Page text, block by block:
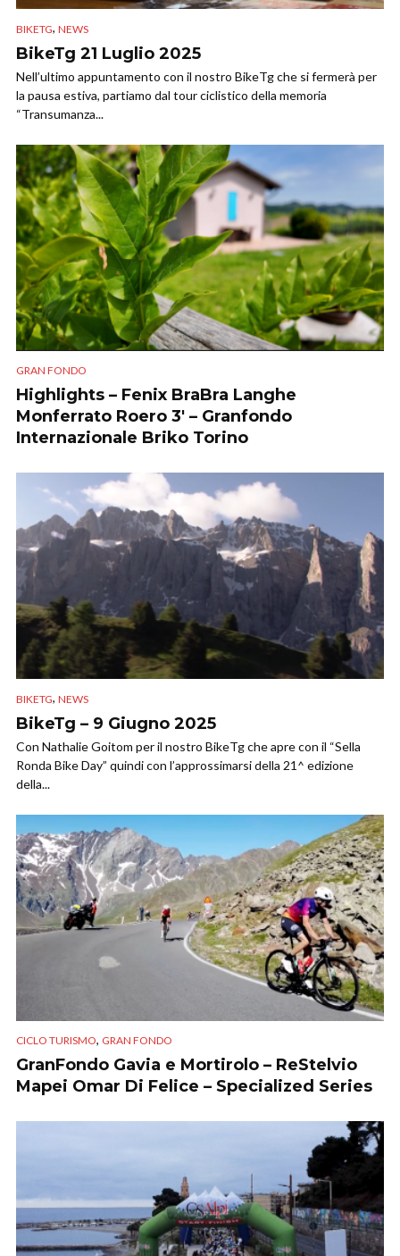
BIKETG, NEWS
BikeTg 21 Luglio 2025
Nell’ultimo appuntamento con il nostro BikeTg che si fermerà per
la pausa estiva, partiamo dal tour ciclistico della memoria
“Transumanza...
GRAN FONDO
Highlights – Fenix BraBra Langhe
Monferrato Roero 3′ – Granfondo
Internazionale Briko Torino
BIKETG, NEWS
BikeTg – 9 Giugno 2025
Con Nathalie Goitom per il nostro BikeTg che apre con il “Sella
Ronda Bike Day” quindi con l’approssimarsi della 21^ edizione
della...
CICLO TURISMO, GRAN FONDO
GranFondo Gavia e Mortirolo – ReStelvio
Mapei Omar Di Felice – Specialized Series